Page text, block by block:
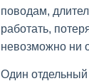
поводам,
работать,
невозможно ни
Один отдельный